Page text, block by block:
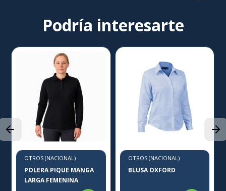
Podría interesarte
OTROS (NACIONAL)
POLERA PIQUE MANGA
LARGA FEMENINA
OTROS (NACIONAL)
BLUSA OXFORD